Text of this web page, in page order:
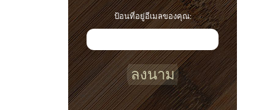
ป้อนที่อยู่อีเมลของคุณ:
ลงนาม